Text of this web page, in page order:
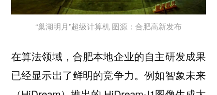
“巢湖明月”超级计算机 图源：合肥高新发布
在算法领域，合肥本地企业的自主研发成果
已经显示出了鲜明的竞争力。例如智象未来